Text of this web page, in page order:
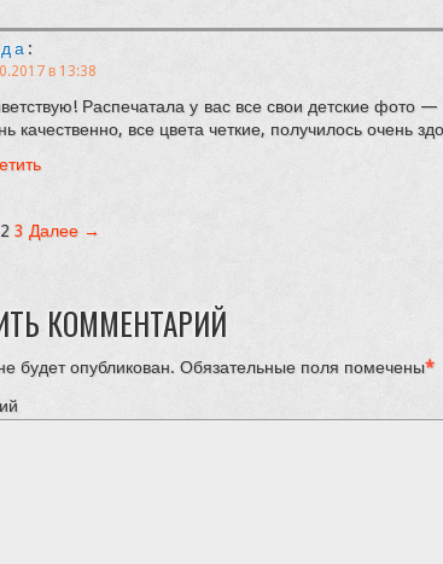
:
в 13:38
Распечатала у вас все свои детские фото
качественно, все цвета четкие, получилось очень
2 3 Далее →
КОММЕНТАРИЙ
будет опубликован. Обязательные поля помечены*